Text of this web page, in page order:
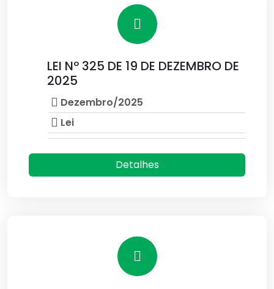
LEI Nº 325 DE 19 DE DEZEMBRO DE
2025
Dezembro/2025
Lei
Detalhes